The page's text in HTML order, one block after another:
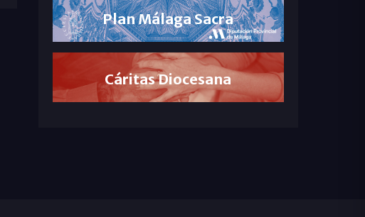
Plan Málaga Sacra
Cáritas Diocesana